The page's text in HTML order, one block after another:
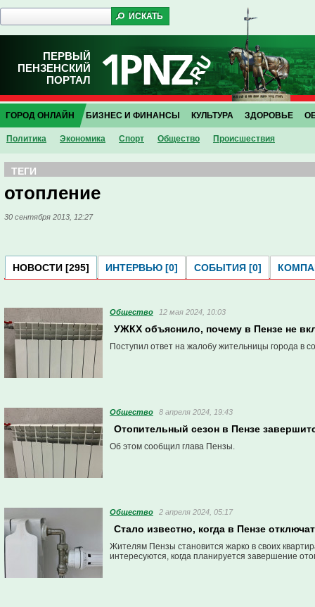
ПЕРВЫЙ
ПЕНЗЕНСКИЙ
ПОРТАЛ
ГОРОД ОНЛАЙН
Политика Экономика Спорт Общество Проиcшествия
БИЗНЕС И ФИНАНСЫ КУЛЬТУРА ЗДОРОВЬЕ
ТЕГИ
отопление
30 сентября 2013, 12:27
НОВОСТИ [295] ИНТЕРВЬЮ [0] СОБЫТИЯ [0]
Общество 12 мая 2024, 10:03
УЖКХ объяснило, почему в Пензе не
Поступил ответ на жалобу жительницы города в
Общество 8 апреля 2024, 19:43
Отопительный сезон в Пензе
Об этом сообщил глава Пензы.
Общество 2 апреля 2024, 05:17
Стало известно, когда в Пензе
Жителям Пензы становится жарко в своих
интересуются, когда планируется завершение